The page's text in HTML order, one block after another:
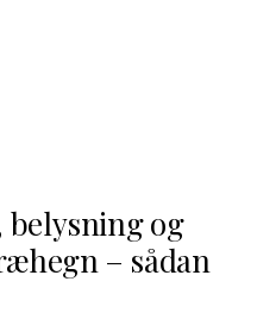
belysning og
– sådan